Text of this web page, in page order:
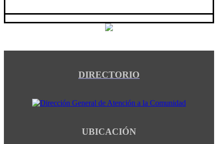
DIRECTORIO
UBICACIÓN